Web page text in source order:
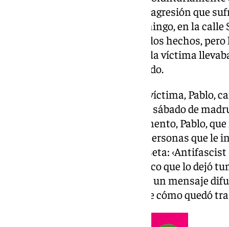
como responsables de la brutal agresión que
la madrugada del sábado al domingo, en la
reconocido su participación en los hechos,
por motivos ideológicos, ya que la víctima
antifascistas cuando fue agredido.
El suceso se produjo cuando la víctima, Pablo,
cerrado ya el establecimiento el sábado de
pareja y una amiga. En ese momento, Pablo,
encontró con un grupo de seis personas que le
llevaba serigrafiado en su camiseta:
en español). Recibió un golpe seco que lo dejó
conocimiento, según explicó en un mensaje
donde compartió una imagen de cómo quedó